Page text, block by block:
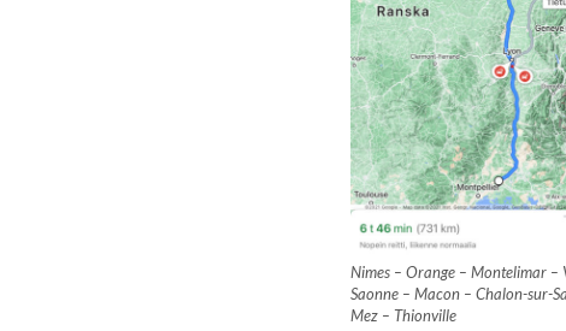
Nimes – Orange – Montelimar –
Saonne – Macon – Chalon-sur-
Mez – Thionville